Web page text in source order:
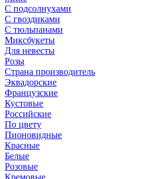
С подсолнухами
С гвоздиками
С тюльпанами
Миксбукеты
Для невесты
Розы
Страна производитель
Эквадорские
Французские
Кустовые
Российские
По цвету
Пионовидные
Красные
Белые
Розовые
Кремовые